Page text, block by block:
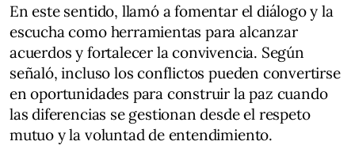
En este sentido, llamó a fomentar el diálogo y la
escucha como herramientas para alcanzar
acuerdos y fortalecer la convivencia. Según
señaló, incluso los conflictos pueden convertirse
en oportunidades para construir la paz cuando
las diferencias se gestionan desde el respeto
mutuo y la voluntad de entendimiento.